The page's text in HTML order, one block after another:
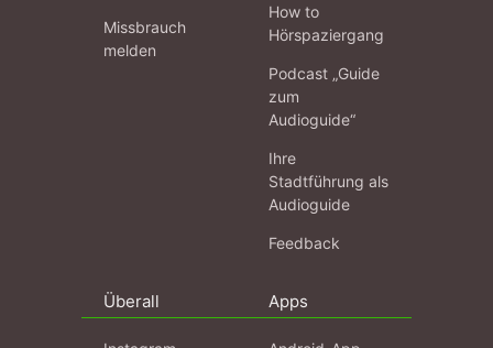
Missbrauch
melden
How to
Hörspaziergang
Podcast „Guide
zum
Audioguide“
Ihre
Stadtführung als
Audioguide
Feedback
Überall Apps